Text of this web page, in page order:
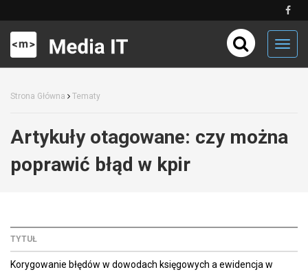
Strona Główna Tematy
Artykuły otagowane: czy można
poprawić błąd w kpir
TYTUŁ
Korygowanie błędów w dowodach księgowych a ewidencja w